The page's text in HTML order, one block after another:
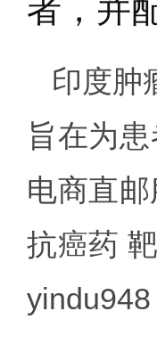
者，并
印度肿
旨在为
电商直
抗癌药
yindu948